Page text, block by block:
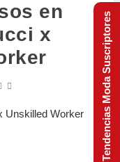
en
x
Tendencias Moda Suscriptores